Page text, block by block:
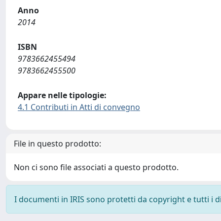
Anno
2014
ISBN
9783662455494
9783662455500
Appare nelle tipologie:
4.1 Contributi in Atti di convegno
File in questo prodotto:
Non ci sono file associati a questo prodotto.
I documenti in IRIS sono protetti da copyright e tutti i